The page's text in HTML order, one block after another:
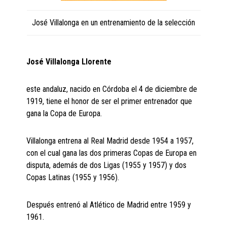
José Villalonga en un entrenamiento de la selección
José Villalonga Llorente
este andaluz, nacido en Córdoba el 4 de diciembre de
1919, tiene el honor de ser el primer entrenador que
gana la Copa de Europa.
Villalonga entrena al Real Madrid desde 1954 a 1957,
con el cual gana las dos primeras Copas de Europa en
disputa, además de dos Ligas (1955 y 1957) y dos
Copas Latinas (1955 y 1956).
Después entrenó al Atlético de Madrid entre 1959 y
1961.